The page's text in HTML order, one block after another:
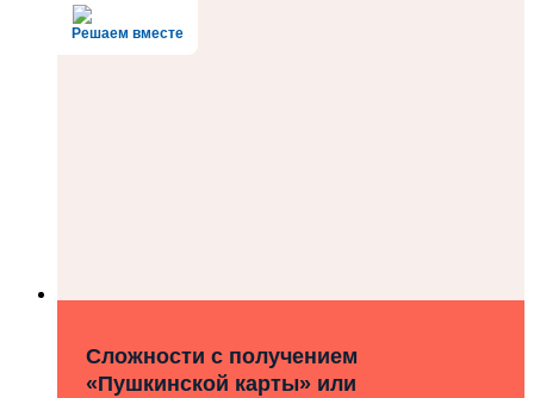
Решаем вместе
Сложности с получением
«Пушкинской карты» или